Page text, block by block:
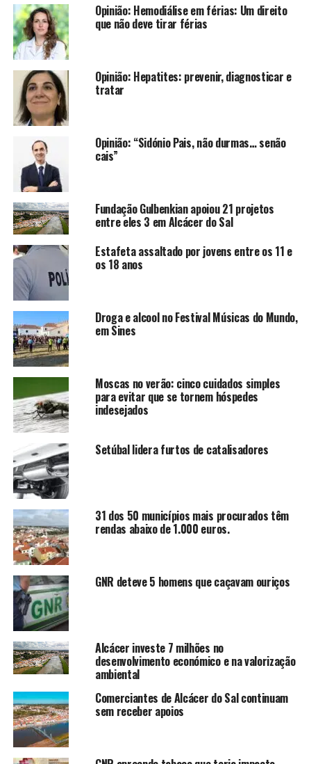
Opinião: Hemodiálise em férias: Um direito
que não deve tirar férias
Opinião: Hepatites: prevenir, diagnosticar e
tratar
Opinião: “Sidónio Pais, não durmas… senão
cais”
Fundação Gulbenkian apoiou 21 projetos
entre eles 3 em Alcácer do Sal
Estafeta assaltado por jovens entre os 11 e
os 18 anos
Droga e alcool no Festival Músicas do Mundo,
em Sines
Moscas no verão: cinco cuidados simples
para evitar que se tornem hóspedes
indesejados
Setúbal lidera furtos de catalisadores
31 dos 50 municípios mais procurados têm
rendas abaixo de 1.000 euros.
GNR deteve 5 homens que caçavam ouriços
Alcácer investe 7 milhões no
desenvolvimento económico e na valorização
ambiental
Comerciantes de Alcácer do Sal continuam
sem receber apoios